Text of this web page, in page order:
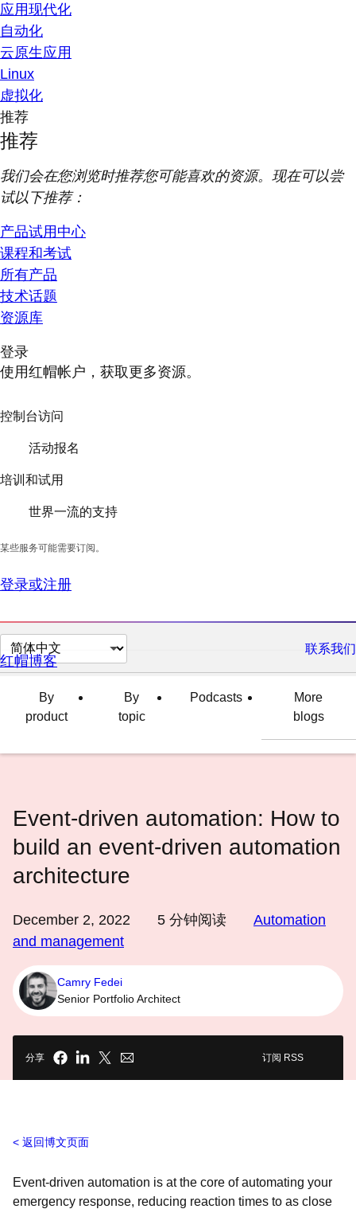
应用现代化
自动化
云原生应用
Linux
虚拟化
推荐
推荐
我们会在您浏览时推荐您可能喜欢的资源。现在可以尝
试以下推荐：
产品试用中心
课程和考试
所有产品
技术话题
资源库
登录
使用红帽帐户，获取更多资源。
控制台访问
活动报名
培训和试用
世界一流的支持
某些服务可能需要订阅。
登录或注册
切
换
言
联系我们
红帽博客
By
product
By
topic
Podcasts
More
blogs
Event-driven automation: How to
build an event-driven automation
architecture
December 2, 2022 5 分钟阅读
Automation
and management
Camry Fedei
Senior Portfolio Architect
分享 订阅 RSS
返回博文页面
Event-driven automation is at the core of automating your
emergency response, reducing reaction times to as close